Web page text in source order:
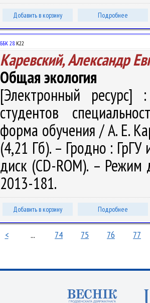
Добавить в корзину Подробнее
ББК 28.К22
Каревский, Александр
Общая экология
[Электронный ресурс]
студентов
форма обучения / А. Е.
(4,21 Гб). – Гродно :
диск (CD-ROM). –
2013-181.
Добавить в корзину Подробнее
< ... 74 75 76 77